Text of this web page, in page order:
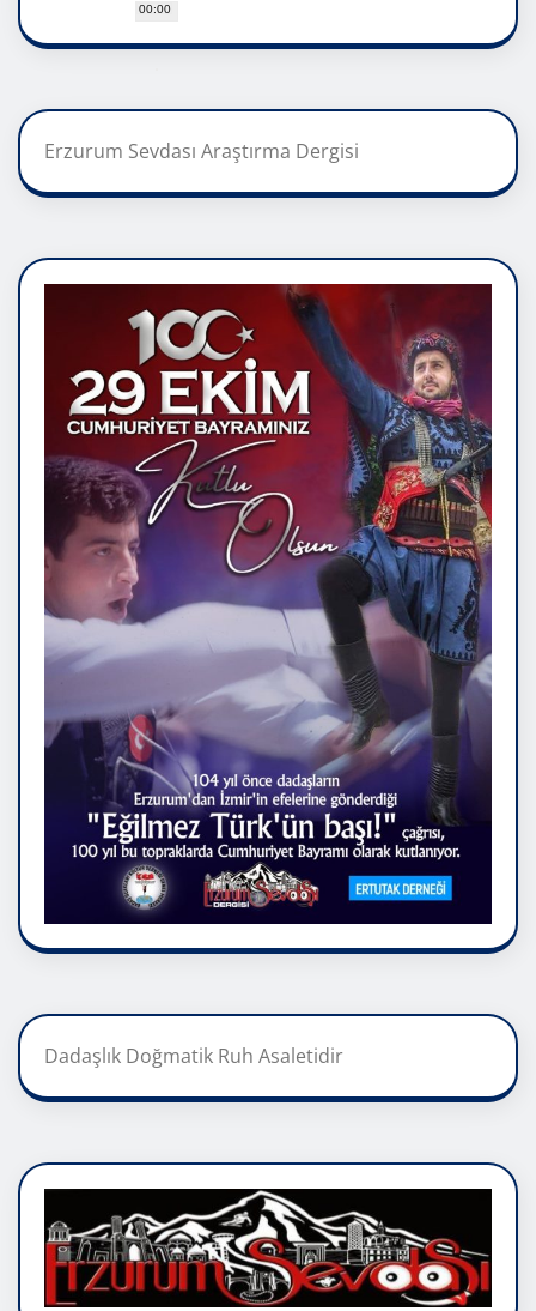
00:00
Erzurum Sevdası Araştırma Dergisi
Dadaşlık Doğmatik Ruh Asaletidir